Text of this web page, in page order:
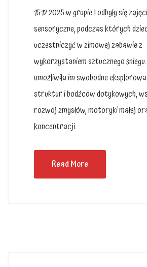
15.12.2025 w grupie I odbyły się
sensoryczne, podczas których
uczestniczyć w zimowej zabawie z
wykorzystaniem sztucznego
umożliwiła im swobodne
struktur i bodźców dotykowych,
rozwój zmysłów, motoryki małej
koncentracji.
Read More